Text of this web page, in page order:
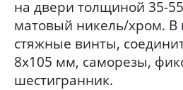
на двери толщиной 35-
матовый никель/хром. В
стяжные винты,
8x105 мм, саморезы,
шестигранник.